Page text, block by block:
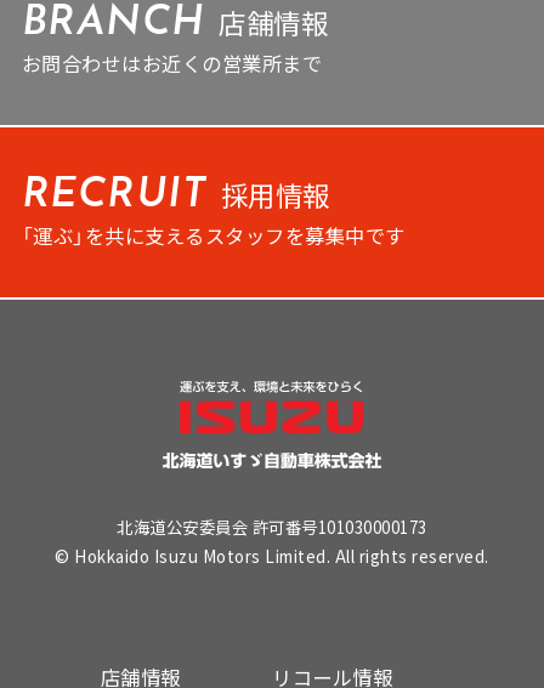
BRANCH 店舗情報
お問合わせはお近くの営業所まで
RECRUIT 採用情報
「運ぶ」を共に支えるスタッフを募集中です
北海道公安委員会 許可番号101030000173
© Hokkaido Isuzu Motors Limited. All rights reserved.
店舗情報 リコール情報